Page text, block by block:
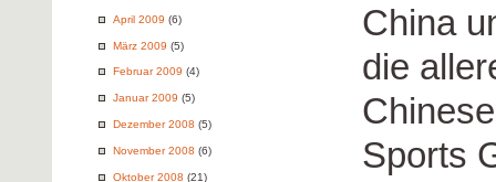
April 2009 (6)
März 2009 (5)
Februar 2009 (4)
Januar 2009 (5)
Dezember 2008 (5)
November 2008 (6)
Oktober 2008 (21)
China
die
Sports